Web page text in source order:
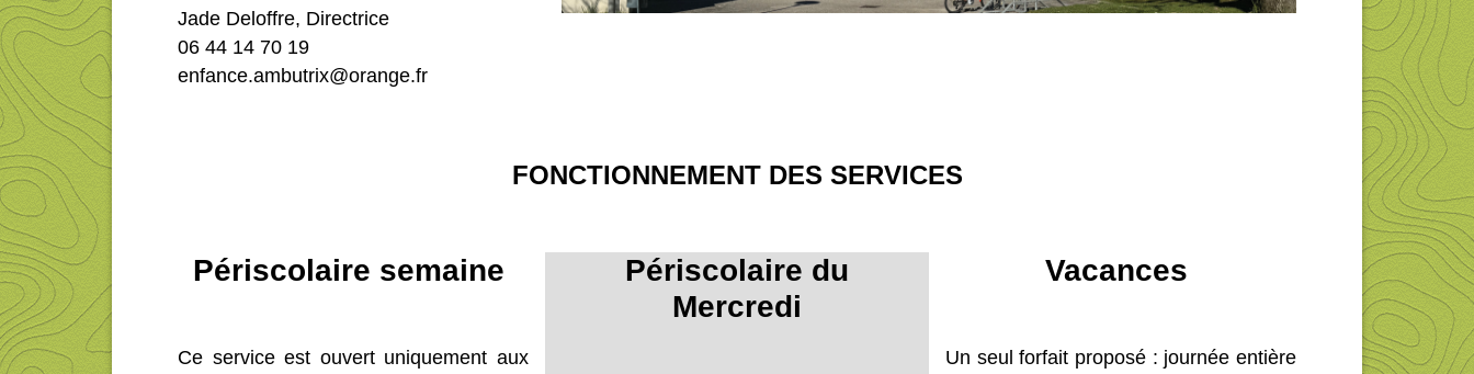
Jade Deloffre, Directrice
06 44 14 70 19
enfance.ambutrix@orange.fr
FONCTIONNEMENT DES SERVICES
Périscolaire semaine
Ce service est ouvert uniquement aux
Périscolaire du
Mercredi
Vacances
Un seul forfait proposé : journée entière